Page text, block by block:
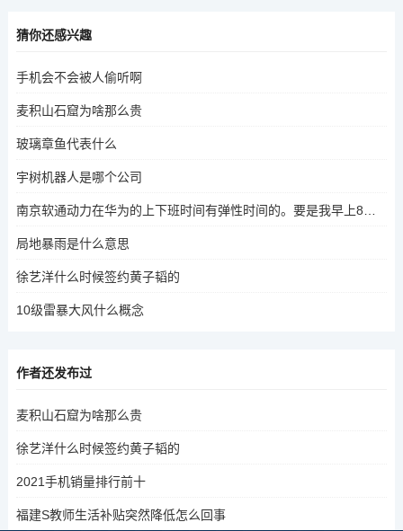
猜你还感兴趣
手机会不会被人偷听啊
麦积山石窟为啥那么贵
玻璃章鱼代表什么
宇树机器人是哪个公司
南京软通动力在华为的上下班时间有弹性时间的。要是我早上8点到5：30就能下班？早上9：00到，就要
局地暴雨是什么意思
徐艺洋什么时候签约黄子韬的
10级雷暴大风什么概念
作者还发布过
麦积山石窟为啥那么贵
徐艺洋什么时候签约黄子韬的
2021手机销量排行前十
福建S教师生活补贴突然降低怎么回事